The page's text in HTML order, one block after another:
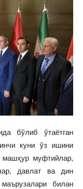
бўлиб ўтаётган
куни ўз ишини
машҳур муфтийлар,
давлат ва дин
билан